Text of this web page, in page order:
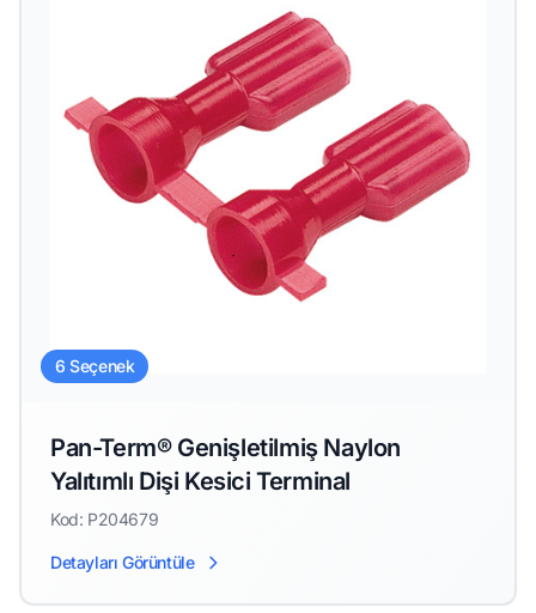
6 Seçenek
Pan-Term® Genişletilmiş Naylon
Yalıtımlı Dişi Kesici Terminal
Kod: P204679
Detayları Görüntüle